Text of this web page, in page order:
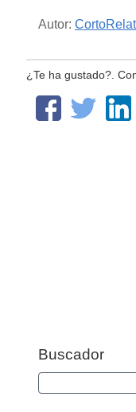
Autor:
¿Te ha gustado?.
Buscador